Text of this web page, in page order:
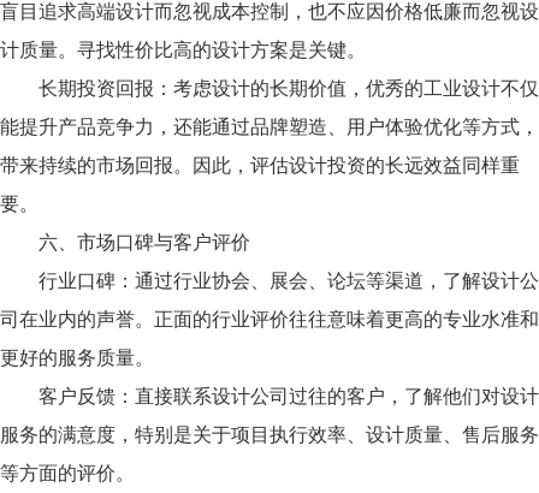
盲目追求高端设计而忽视成本控制，也不应因价格低廉而忽视设
计质量。寻找性价比高的设计方案是关键。
长期投资回报：考虑设计的长期价值，优秀的工业设计不仅
能提升产品竞争力，还能通过品牌塑造、用户体验优化等方式，
带来持续的市场回报。因此，评估设计投资的长远效益同样重
要。
六、市场口碑与客户评价
行业口碑：通过行业协会、展会、论坛等渠道，了解设计公
司在业内的声誉。正面的行业评价往往意味着更高的专业水准和
更好的服务质量。
客户反馈：直接联系设计公司过往的客户，了解他们对设计
服务的满意度，特别是关于项目执行效率、设计质量、售后服务
等方面的评价。